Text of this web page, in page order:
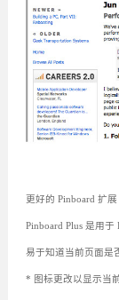
更好的 Pinboard 扩
Pinboard Plus 是用于
易于知道当前页面是
* 图标更改以显示当